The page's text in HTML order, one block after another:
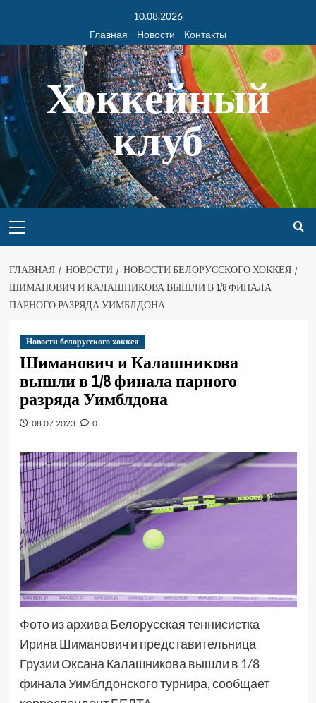
10.08.2026
Главная
Новости Контакты
Хоккейный
клуб
ГЛАВНАЯ НОВОСТИ
НОВОСТИ БЕЛОРУССКОГО ХОККЕЯ
ШИМАНОВИЧ И КАЛАШНИКОВА ВЫШЛИ В 1/8 ФИНАЛА
ПАРНОГО РАЗРЯДА УИМБЛДОНА
Новости белорусского хоккея
Шиманович и Калашникова
вышли в 1/8 финала парного
разряда Уимблдона
08.07.2023 0
Фото из архива Белорусская теннисистка
Ирина Шиманович и представительница
Грузии Оксана Калашникова вышли в 1/8
финала Уимблдонского турнира, сообщает